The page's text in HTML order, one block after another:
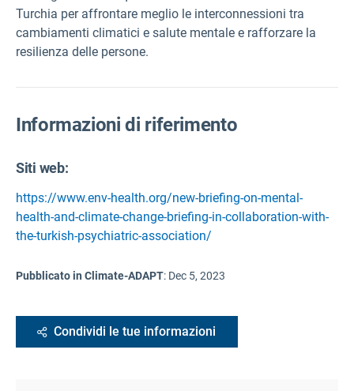
Turchia per affrontare meglio le interconnessioni tra
cambiamenti climatici e salute mentale e rafforzare la
resilienza delle persone.
Informazioni di riferimento
Siti web:
https://www.env-health.org/new-briefing-on-mental-
health-and-climate-change-briefing-in-collaboration-with-
the-turkish-psychiatric-association/
Pubblicato in Climate-ADAPT: Dec 5, 2023
Condividi le tue informazioni